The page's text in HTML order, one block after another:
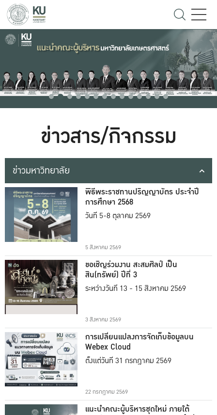
ข่าวสาร/กิจกรรม
ข่าวมหาวิทยาลัย
พิธีพระราชทานปริญญาบัตร ประจำปี
การศึกษา 2568
วันที่ 5-8 ตุลาคม 2569
5 สิงหาคม 2569
ขอเชิญร่วมงาน สะสมศิลป์ เป็น
สิน(ทรัพย์) ปีที่ 3
ระหว่างวันที่ 13 - 15 สิงหาคม 2569
3 สิงหาคม 2569
การเปลี่ยนแปลงการจัดเก็บข้อมูลบน
Webex Cloud
ตั้งแต่วันที่ 31 กรกฎาคม 2569
22 กรกฎาคม 2569
แนะนำคณะผู้บริหารชุดใหม่ ภายใต้